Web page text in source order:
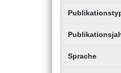
Sprache